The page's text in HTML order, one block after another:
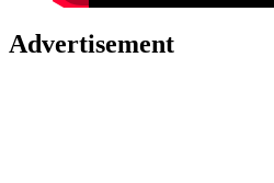
Advertisement